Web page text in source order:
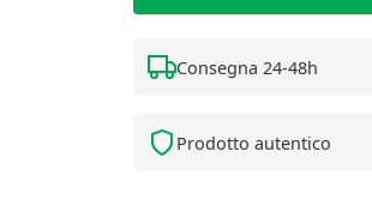
Consegna 24-48h
Prodotto autentico